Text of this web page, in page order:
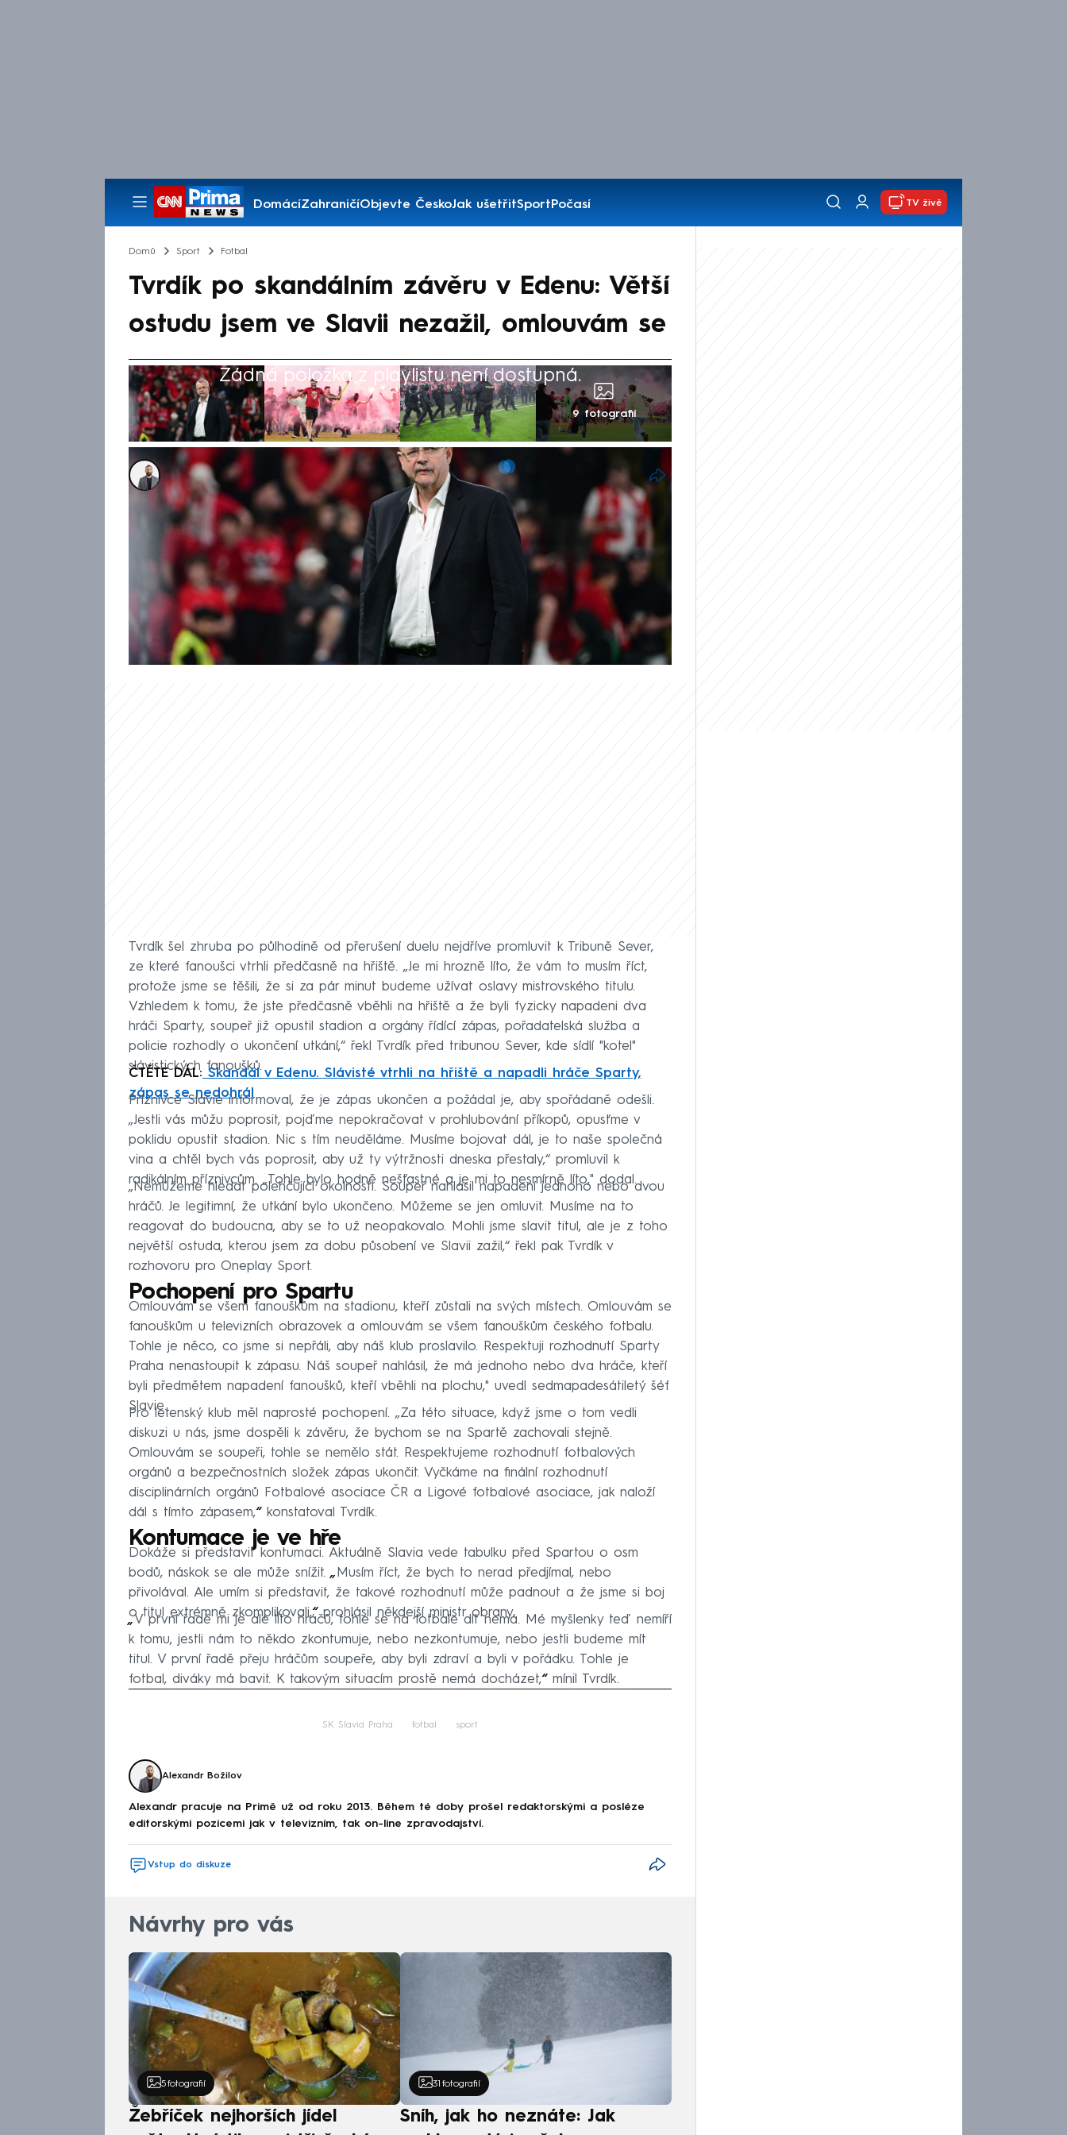
DomácíZahraničíObjevte ČeskoJak ušetřitSportPočasí
Pořady
TV živě
Domů Sport Fotbal
Tvrdík po skandálním závěru v Edenu: Větší
ostudu jsem ve Slavii nezažil, omlouvám se
Žádná položka z playlistu není dostupná.
9 fotografií
Alexandr Božilov
9. kvě 2026, 21:39
Předseda představenstva fotbalové Slavie Jaroslav Tvrdík v rozhovoru
pro Oneplay Sport vyjádřil politování nad závěrem ligového derby v
Edenu, kdy domácí fanoušci vtrhli předčasně na hřiště a napadli hráče
Sparty. Tvrdík připustil, že se jedná o největší ostudu, kterou během
svého působení u „sešívaných“ zažil, a omluvil se všem slušným
fanouškům. Slávistický boss také uvedl, že klub musí reagovat, aby se
nic podobného už v budoucnu neopakovalo.
Tvrdík šel zhruba po půlhodině od přerušení duelu nejdříve promluvit k Tribuně Sever,
ze které fanoušci vtrhli předčasně na hřiště. „Je mi hrozně líto, že vám to musím říct,
protože jsme se těšili, že si za pár minut budeme užívat oslavy mistrovského titulu.
Vzhledem k tomu, že jste předčasně vběhli na hřiště a že byli fyzicky napadeni dva
hráči Sparty, soupeř již opustil stadion a orgány řídící zápas, pořadatelská služba a
policie rozhodly o ukončení utkání,“ řekl Tvrdík před tribunou Sever, kde sídlí "kotel"
slávistických fanoušků.
ČTĚTE DÁL: Skandál v Edenu. Slávisté vtrhli na hřiště a napadli hráče Sparty,
zápas se nedohrál
Příznivce Slavie informoval, že je zápas ukončen a požádal je, aby spořádaně odešli.
„Jestli vás můžu poprosit, pojďme nepokračovat v prohlubování příkopů, opusťme v
poklidu opustit stadion. Nic s tím neuděláme. Musíme bojovat dál, je to naše společná
vina a chtěl bych vás poprosit, aby už ty výtržnosti dneska přestaly,“ promluvil k
radikálním příznivcům. „Tohle bylo hodně nešťastné a je mi to nesmírně líto," dodal.
„Nemůžeme hledat polehčující okolnosti. Soupeř nahlásil napadení jednoho nebo dvou
hráčů. Je legitimní, že utkání bylo ukončeno. Můžeme se jen omluvit. Musíme na to
reagovat do budoucna, aby se to už neopakovalo. Mohli jsme slavit titul, ale je z toho
největší ostuda, kterou jsem za dobu působení ve Slavii zažil,“ řekl pak Tvrdík v
rozhovoru pro Oneplay Sport.
Pochopení pro Spartu
Omlouvám se všem fanouškům na stadionu, kteří zůstali na svých místech. Omlouvám se
fanouškům u televizních obrazovek a omlouvám se všem fanouškům českého fotbalu.
Tohle je něco, co jsme si nepřáli, aby náš klub proslavilo. Respektuji rozhodnutí Sparty
Praha nenastoupit k zápasu. Náš soupeř nahlásil, že má jednoho nebo dva hráče, kteří
byli předmětem napadení fanoušků, kteří vběhli na plochu," uvedl sedmapadesátiletý šéf
Slavie.
Pro letenský klub měl naprosté pochopení. „Za této situace, když jsme o tom vedli
diskuzi u nás, jsme dospěli k závěru, že bychom se na Spartě zachovali stejně.
Omlouvám se soupeři, tohle se nemělo stát. Respektujeme rozhodnutí fotbalových
orgánů a bezpečnostních složek zápas ukončit. Vyčkáme na finální rozhodnutí
disciplinárních orgánů Fotbalové asociace ČR a Ligové fotbalové asociace, jak naloží
dál s tímto zápasem,“konstatoval Tvrdík.
Kontumace je ve hře
Dokáže si představit kontumaci. Aktuálně Slavia vede tabulku před Spartou o osm
bodů, náskok se ale může snížit.„Musím říct, že bych to nerad předjímal, nebo
přivolával. Ale umím si představit, že takové rozhodnutí může padnout a že jsme si boj
o titul extrémně zkomplikovali,“prohlásil někdejší ministr obrany.
„V první řadě mi je ale líto hráčů, tohle se na fotbale dít nemá. Mé myšlenky teď nemíří
k tomu, jestli nám to někdo zkontumuje, nebo nezkontumuje, nebo jestli budeme mít
titul. V první řadě přeju hráčům soupeře, aby byli zdraví a byli v pořádku. Tohle je
fotbal, diváky má bavit. K takovým situacím prostě nemá docházet,“mínil Tvrdík.
SK Slavia Praha fotbal sport
Alexandr Božilov
Alexandr pracuje na Primě už od roku 2013. Během té doby prošel redaktorskými a posléze
editorskými pozicemi jak v televizním, tak on-line zpravodajství.
Vstup do diskuze
Návrhy pro vás
5 fotografií
Žebříček nejhorších jídel
31 fotografií
Sníh, jak ho neznáte: Jak